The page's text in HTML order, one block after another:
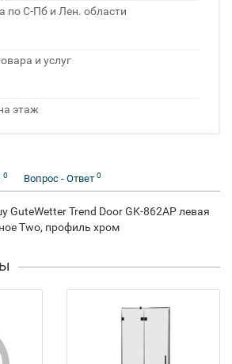
по С-Пб и Лен. области
и услуг
этаж
0 Вопрос - Ответ 0
GuteWetter Trend Door GK-862AP левая
Two, профиль хром